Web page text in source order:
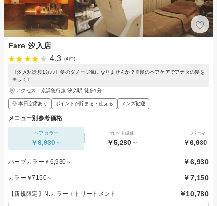
Fare 汐入店
4.3
(4件)
《汐入駅徒歩1分♪♪》髪のダメージ気になりませんか？自慢のヘアケアでアナタの髪を
美しく♪
アクセス：京浜急行線 汐入駅 徒歩1分
◎ 本日空席あり ポイントが貯まる・使える メンズ歓迎
メニュー別参考価格
ヘアカラー
￥6,930～
カット単価
￥5,280～
パーマ
￥6,930～
ハーブカラー￥6,930～ ￥6,930
カラー￥7150～ ￥7,150
【新規限定】N.カラー＋トリートメント ￥10,780